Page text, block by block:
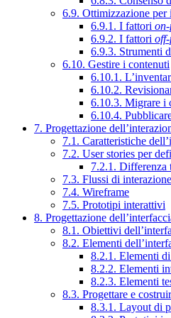
6.9. Ottimizzazione
6.9.1. I fattori
6.9.2. I fattori
6.9.3. Strumenti
6.10. Gestire i contenuti
6.10.1.
6.10.2.
6.10.3. Migrare i
6.10.4.
7. Progettazione
7.1. Caratteristiche
7.2. User stories per
7.2.1. Differenza
7.3. Flussi di interazione
7.4. Wireframe
7.5. Prototipi interattivi
8. Progettazione
8.1. Obiettivi
8.2. Elementi
8.2.1. Elementi
8.2.2. Elementi
8.2.3. Elementi
8.3. Progettare e
8.3.1. Layout di